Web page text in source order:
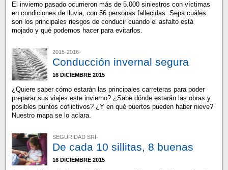
El invierno pasado ocurrieron más de 5.000 siniestros con víctimas
en condiciones de lluvia, con 56 personas fallecidas. Sepa cuáles
son los principales riesgos de conducir cuando el asfalto está
mojado y qué podemos hacer para evitarlos.
2015-2016-
Conducción invernal segura
16 DICIEMBRE 2015
¿Quiere saber cómo estarán las principales carreteras para poder
preparar sus viajes este invierno? ¿Sabe dónde estarán las obras y
posibles puntos coflictivos? ¿Y en qué puertos pueden haber nieve?
Nuestro mapa se lo aclara.
SEGURIDAD SRI-
De cada 10 sillitas, 8 buenas
16 DICIEMBRE 2015